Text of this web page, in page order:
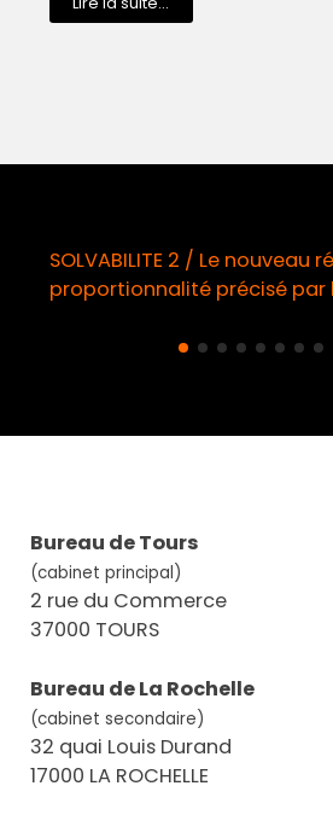
2 / Le nouveau régime de
précisé par l’ACPR
Bureau de Tours
(cabinet principal)
2 rue du Commerce
37000 TOURS
Bureau de La Rochelle
(cabinet secondaire)
32 quai Louis Durand
17000 LA ROCHELLE